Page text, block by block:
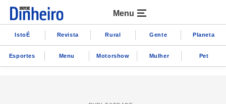
Menu
IstoÉ Revista Rural Gente Planeta
Esportes Menu Motorshow Mulher Pet